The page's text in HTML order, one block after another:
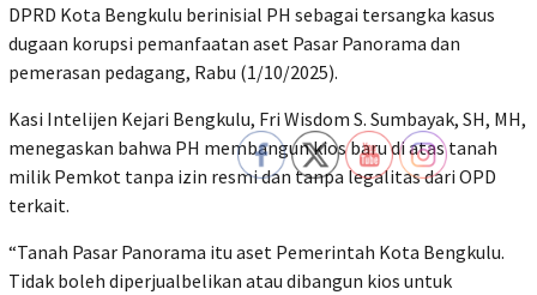
DPRD Kota Bengkulu berinisial PH sebagai tersangka kasus
dugaan korupsi pemanfaatan aset Pasar Panorama dan
pemerasan pedagang, Rabu (1/10/2025).
Kasi Intelijen Kejari Bengkulu, Fri Wisdom S. Sumbayak, SH, MH,
menegaskan bahwa PH membangun kios baru di atas tanah
milik Pemkot tanpa izin resmi dan tanpa legalitas dari OPD
terkait.
“Tanah Pasar Panorama itu aset Pemerintah Kota Bengkulu.
Tidak boleh diperjualbelikan atau dibangun kios untuk